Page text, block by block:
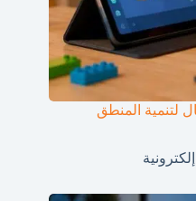
لتنمية المنطق